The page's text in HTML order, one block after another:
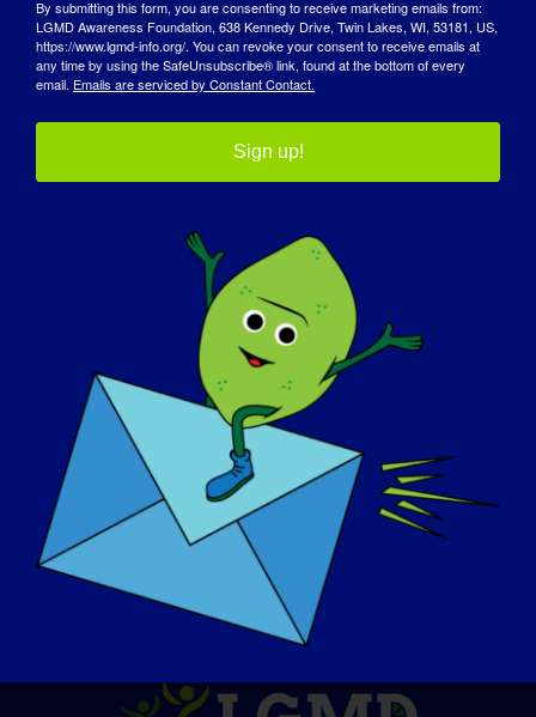
Savunuculuk Ortaklarımız
By submitting this form, you are consenting to receive marketing emails from:
LGMD Awareness Foundation, 638 Kennedy Drive, Twin Lakes, WI, 53181, US,
https://www.lgmd-info.org/. You can revoke your consent to receive emails at
any time by using the SafeUnsubscribe® link, found at the bottom of every
email. Emails are serviced by Constant Contact.
Sign up!